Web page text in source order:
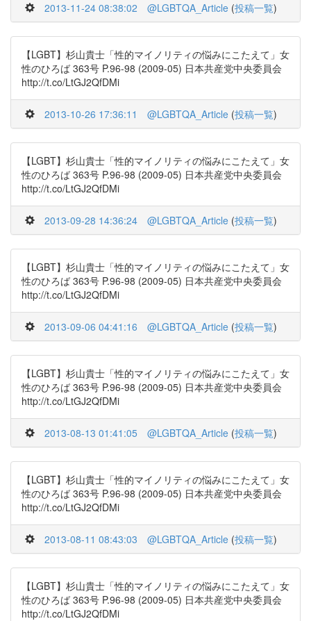
2013-11-24 08:38:02 @LGBTQA_Article (投稿一覧)
【LGBT】杉山貴士「性的マイノリティの悩みにこたえて」女
性のひろば 363号 P.96-98 (2009-05) 日本共産党中央委員会
http://t.co/LtGJ2QfDMi
2013-10-26 17:36:11 @LGBTQA_Article (投稿一覧)
【LGBT】杉山貴士「性的マイノリティの悩みにこたえて」女
性のひろば 363号 P.96-98 (2009-05) 日本共産党中央委員会
http://t.co/LtGJ2QfDMi
2013-09-28 14:36:24 @LGBTQA_Article (投稿一覧)
【LGBT】杉山貴士「性的マイノリティの悩みにこたえて」女
性のひろば 363号 P.96-98 (2009-05) 日本共産党中央委員会
http://t.co/LtGJ2QfDMi
2013-09-06 04:41:16 @LGBTQA_Article (投稿一覧)
【LGBT】杉山貴士「性的マイノリティの悩みにこたえて」女
性のひろば 363号 P.96-98 (2009-05) 日本共産党中央委員会
http://t.co/LtGJ2QfDMi
2013-08-13 01:41:05 @LGBTQA_Article (投稿一覧)
【LGBT】杉山貴士「性的マイノリティの悩みにこたえて」女
性のひろば 363号 P.96-98 (2009-05) 日本共産党中央委員会
http://t.co/LtGJ2QfDMi
2013-08-11 08:43:03 @LGBTQA_Article (投稿一覧)
【LGBT】杉山貴士「性的マイノリティの悩みにこたえて」女
性のひろば 363号 P.96-98 (2009-05) 日本共産党中央委員会
http://t.co/LtGJ2QfDMi